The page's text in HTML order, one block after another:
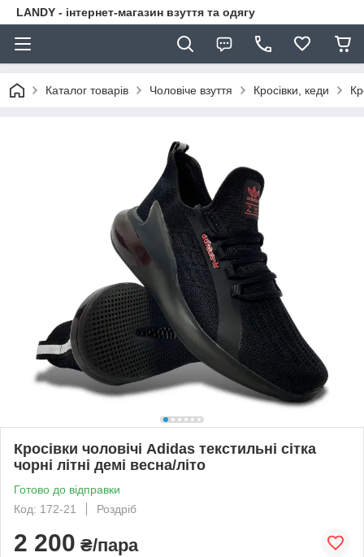
LANDY - інтернет-магазин взуття та одягу
Каталог товарів Чоловіче взуття Кросівки, кеди
Кросівки чоловічі Adidas текстильні сітка
чорні літні демі весна/літо
Готово до відправки
Код: 172-21
Роздріб
2 200 ₴/пара